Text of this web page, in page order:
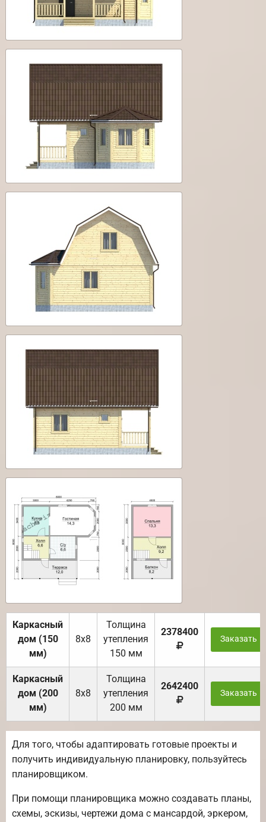
Каркасный
дом (150
мм)
8х8
Толщина
утепления
150 мм
2378400
Заказать
Каркасный
дом (200
мм)
8х8
Толщина
утепления
200 мм
2642400
Заказать
Для того, чтобы адаптировать готовые проекты и
получить индивидуальную планировку, пользуйтесь
планировщиком.
При помощи планировщика можно создавать планы,
схемы, эскизы, чертежи дома с мансардой, эркером,